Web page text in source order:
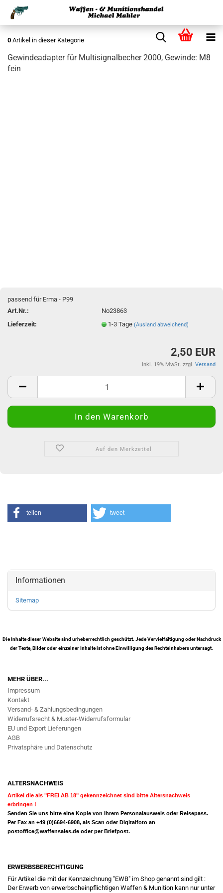
0 Artikel in dieser Kategorie
Gewindeadapter für Multisignalbecher 2000, Gewinde: M8
fein
passend für Erma - P99
Art.Nr.:
No23863
Lieferzeit:
1-3 Tage(Ausland abweichend)
2,50 EUR
inkl. 19% MwSt. zzgl. Versand
Auf den Merkzettel
teilen tweet
Informationen
Sitemap
Die Inhalte dieser Website sind urheberrechtlich geschützt. Jede Vervielfältigung oder Nachdruck
der Texte, Bilder oder einzelner Inhalte ist ohne Einwilligung des Rechteinhabers untersagt.
MEHR ÜBER...
Impressum
Kontakt
Versand- & Zahlungsbedingungen
Widerrufsrecht & Muster-Widerrufsformular
EU und Export Lieferungen
AGB
Privatsphäre und Datenschutz
ALTERSNACHWEIS
Artikel die als "FREI AB 18" gekennzeichnet sind bitte Altersnachweis
erbringen !
Senden Sie uns bitte eine Kopie von Ihrem Personalausweis oder Reisepass.
Per Fax an +49 (0)6694-6908, als Scan oder Digitalfoto an
postoffice@waffensales.de oder per Briefpost.
ERWERBSBERECHTIGUNG
Für Artikel die mit der Kennzeichnung "EWB" im Shop genannt sind gilt :
Der Erwerb von erwerbscheinpflichtigen Waffen & Munition kann nur unter